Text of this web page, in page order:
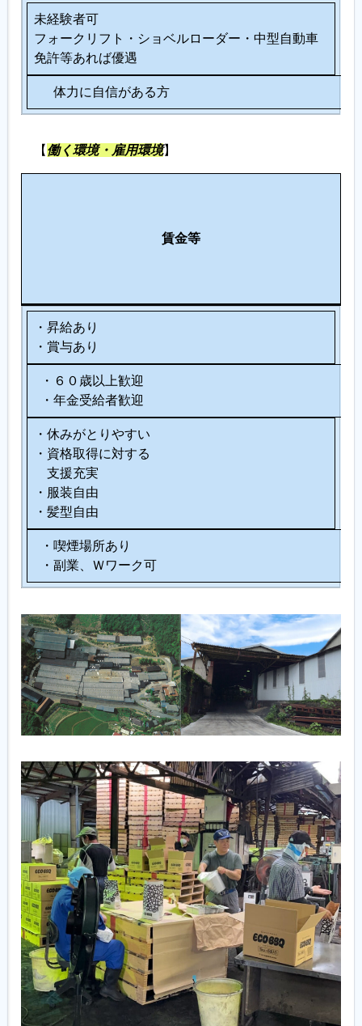
未経験者可
フォークリフト・ショベルローダー・中型自動車
免許等あれば優遇
体力に自信がある方
【 働く環境・雇用環境】
賃金等
・昇給あり
・賞与あり
・６０歳以上歓迎
・年金受給者歓迎
・休みがとりやすい
・資格取得に対する
支援充実
・服装自由
・髪型自由
・喫煙場所あり
・副業、Ｗワーク可